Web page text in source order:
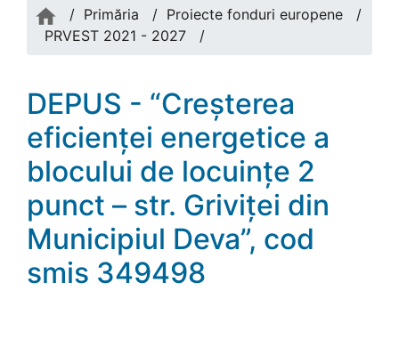
/ Primăria / Proiecte fonduri europene
/
PRVEST 2021 - 2027
/
DEPUS - “Creșterea
eficienței energetice a
blocului de locuințe 2
punct – str. Griviței din
Municipiul Deva”, cod
smis 349498